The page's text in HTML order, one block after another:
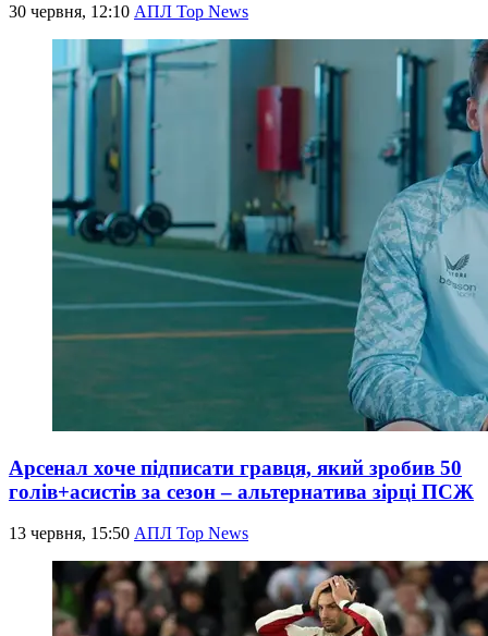
30 червня, 12:10 АПЛ Top News
Арсенал хоче підписати гравця, який зробив 50
голів+асистів за сезон – альтернатива зірці ПСЖ
13 червня, 15:50 АПЛ Top News